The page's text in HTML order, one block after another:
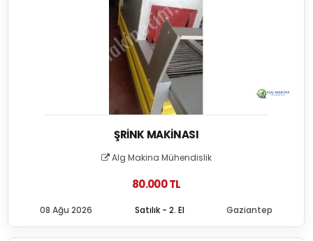
ŞRINK MAKINASI
Alg Makina Mühendislik
80.000 TL
Satılık - 2. El
08 Ağu 2026 Gaziantep